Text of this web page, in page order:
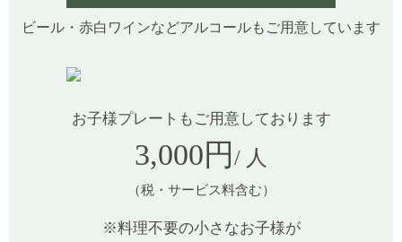
ビール・赤白ワインなどアルコールもご用意しています
お子様プレートもご用意しております
3,000円 / 人
（税・サービス料含む）
※料理不要の小さなお子様が